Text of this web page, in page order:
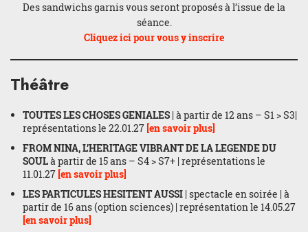
Des sandwichs garnis vous seront proposés à l’issue de la
séance.
Cliquez ici pour vous y inscrire
Théâtre
TOUTES LES CHOSES GENIALES | à partir de 12 ans – S1 > S3|
représentations le 22.01.27 [en savoir plus]
FROM NINA, L’HERITAGE VIBRANT DE LA LEGENDE DU
SOULà partir de 15 ans – S4 > S7+ | représentations le
11.01.27 [en savoir plus]
LES PARTICULES HESITENT AUSSI | spectacle en soirée | à
partir de 16 ans (option sciences) | représentation le 14.05.27
[en savoir plus]